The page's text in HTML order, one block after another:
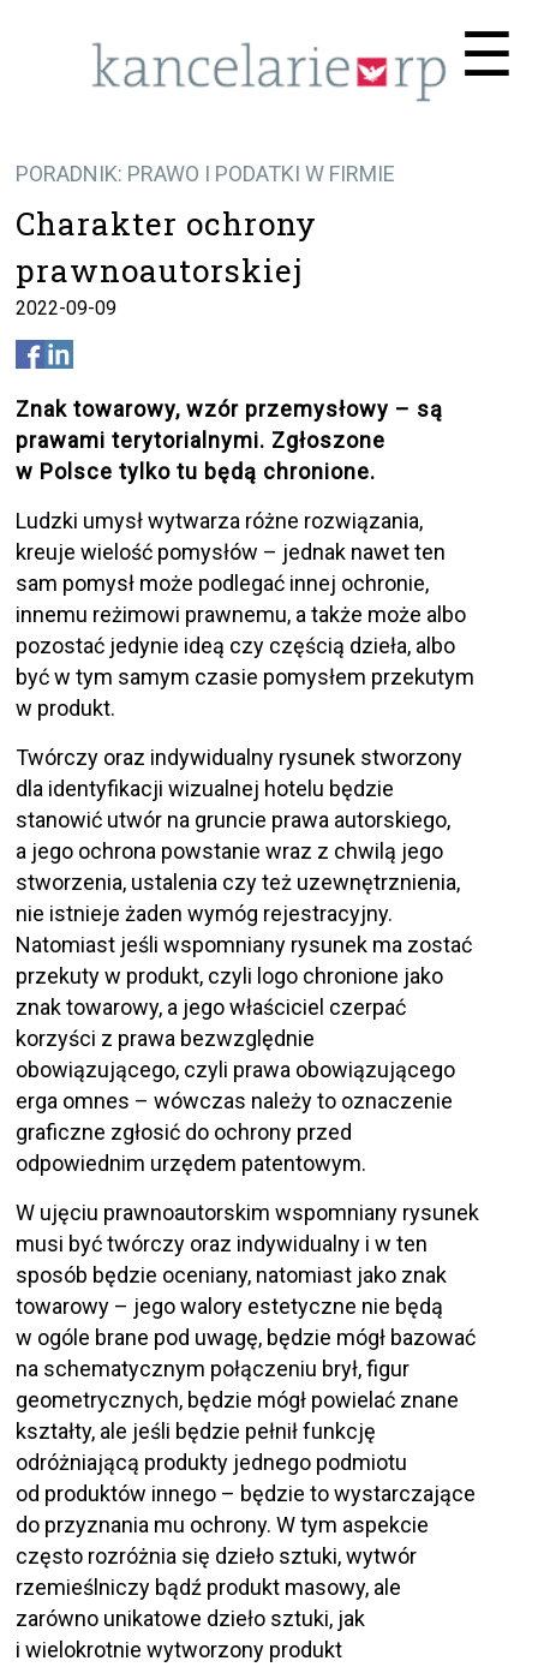
☰
PORADNIK: PRAWO I PODATKI W FIRMIE
Charakter ochrony
prawnoautorskiej
2022-09-09
Znak towarowy, wzór przemysłowy – są
prawami terytorialnymi. Zgłoszone
w Polsce tylko tu będą chronione.
Ludzki umysł wytwarza różne rozwiązania,
kreuje wielość pomysłów – jednak nawet ten
sam pomysł może podlegać innej ochronie,
innemu reżimowi prawnemu, a także może albo
pozostać jedynie ideą czy częścią dzieła, albo
być w tym samym czasie pomysłem przekutym
w produkt.
Twórczy oraz indywidualny rysunek stworzony
dla identyfikacji wizualnej hotelu będzie
stanowić utwór na gruncie prawa autorskiego,
a jego ochrona powstanie wraz z chwilą jego
stworzenia, ustalenia czy też uzewnętrznienia,
nie istnieje żaden wymóg rejestracyjny.
Natomiast jeśli wspomniany rysunek ma zostać
przekuty w produkt, czyli logo chronione jako
znak towarowy, a jego właściciel czerpać
korzyści z prawa bezwzględnie
obowiązującego, czyli prawa obowiązującego
erga omnes – wówczas należy to oznaczenie
graficzne zgłosić do ochrony przed
odpowiednim urzędem patentowym.
W ujęciu prawnoautorskim wspomniany rysunek
musi być twórczy oraz indywidualny i w ten
sposób będzie oceniany, natomiast jako znak
towarowy – jego walory estetyczne nie będą
w ogóle brane pod uwagę, będzie mógł bazować
na schematycznym połączeniu brył, figur
geometrycznych, będzie mógł powielać znane
kształty, ale jeśli będzie pełnił funkcję
odróżniającą produkty jednego podmiotu
od produktów innego – będzie to wystarczające
do przyznania mu ochrony. W tym aspekcie
często rozróżnia się dzieło sztuki, wytwór
rzemieślniczy bądź produkt masowy, ale
zarówno unikatowe dzieło sztuki, jak
i wielokrotnie wytworzony produkt